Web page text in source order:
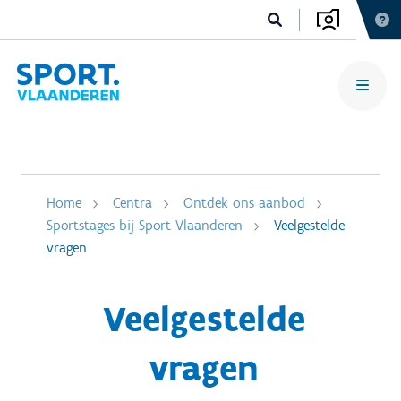
Home Centra
Ontdek ons aanbod
Sportstages bij Sport Vlaanderen
Veelgestelde
vragen
Veelgestelde
vragen